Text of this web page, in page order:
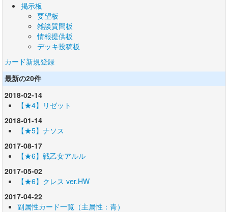
掲示板
要望板
雑談質問板
情報提供板
デッキ投稿板
カード新規登録
最新の20件
2018-02-14
【★4】リゼット
2018-01-14
【★5】ナソス
2017-08-17
【★6】戦乙女アルル
2017-05-02
【★6】クレス ver.HW
2017-04-22
副属性カード一覧（主属性：青）